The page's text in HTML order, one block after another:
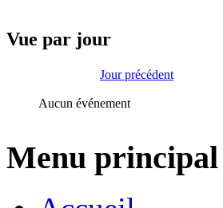
Vue par jour
Jour précédent
Aucun événement
Menu principal